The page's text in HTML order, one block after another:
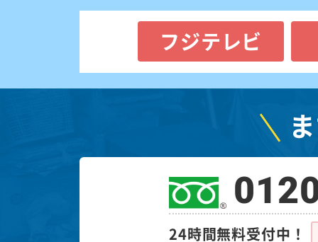
フジテレビ
24時間無料受付中！